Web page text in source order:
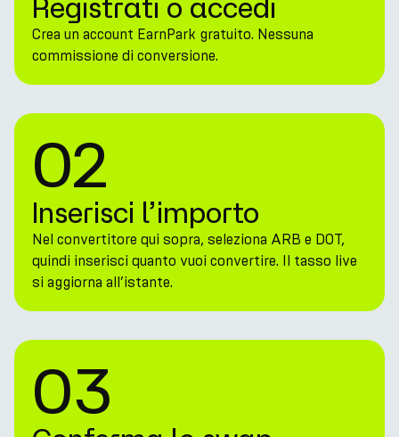
Registrati o accedi
Crea un account EarnPark gratuito. Nessuna
commissione di conversione.
02
Inserisci l’importo
Nel convertitore qui sopra, seleziona ARB e DOT,
quindi inserisci quanto vuoi convertire. Il tasso live
si aggiorna all’istante.
03